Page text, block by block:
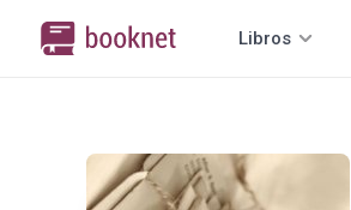
Libros